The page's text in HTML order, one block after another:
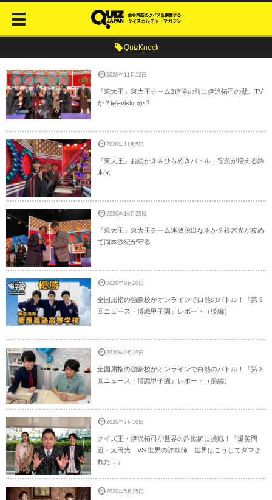
QuizKnock
2020年11月12日
『東大王』東大王チーム3連勝の前に伊沢拓司の壁。TV
か？televisionか？
2020年11月5日
『東大王』お絵かき＆ひらめきバトル！宿題が増える鈴
木光
2020年10月29日
『東大王』東大王チーム連敗脱出なるか？鈴木光が攻め
て岡本沙紀が守る
2020年9月20日
全国屈指の強豪校がオンラインで白熱のバトル！『第３
回ニュース・博識甲子園』レポート（後編）
2020年9月19日
全国屈指の強豪校がオンラインで白熱のバトル！『第３
回ニュース・博識甲子園』レポート（前編）
2020年7月10日
クイズ王・伊沢拓司が世界の詐欺師に挑戦！『爆笑問
題・太田光 VS 世界の詐欺師 世界はこうしてダマさ
れた！』
2020年5月25日